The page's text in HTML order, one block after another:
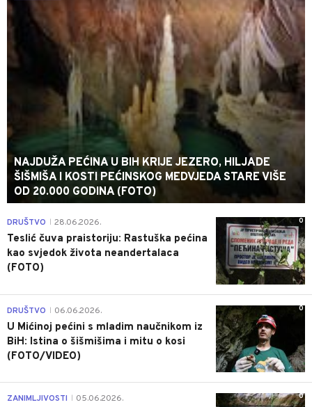
NAJDUŽA PEĆINA U BIH KRIJE JEZERO, HILJADE
ŠIŠMIŠA I KOSTI PEĆINSKOG MEDVJEDA STARE VIŠE
OD 20.000 GODINA (FOTO)
0
DRUŠTVO 28.06.2026.
Teslić čuva praistoriju: Rastuška pećina
kao svjedok života neandertalaca
(FOTO)
0
DRUŠTVO 06.06.2026.
U Mićinoj pećini s mladim naučnikom iz
BiH: Istina o šišmišima i mitu o kosi
(FOTO/VIDEO)
0
ZANIMLJIVOSTI 05.06.2026.